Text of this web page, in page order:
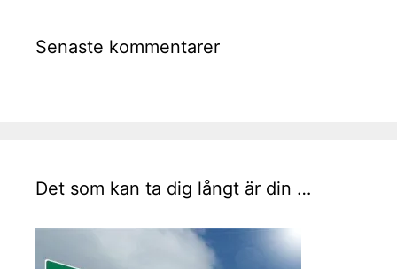
Senaste kommentarer
Det som kan ta dig långt är din …